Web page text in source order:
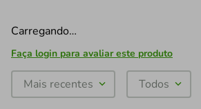
Carregando…
Faça login para avaliar este produto
Mais recentes Todos